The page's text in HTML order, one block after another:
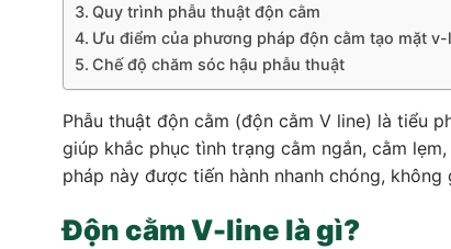
Quy trình phẫu thuật độn cằm
Ưu điểm của phương pháp độn cằm tạo mặt
Chế độ chăm sóc hậu phẫu thuật
Phẫu thuật độn cằm (độn cằm V line) là tiểu
giúp khắc phục tình trạng cằm ngắn, cằm
pháp này được tiến hành nhanh chóng,
Độn cằm V-line là gì?